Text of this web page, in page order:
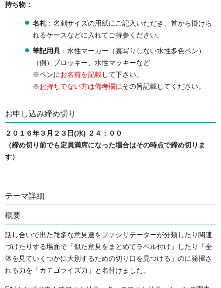
持ち物：
名札：名刺サイズの用紙にご記入いただき、首から掛けら
れるケースなどに入れてご持参ください。
筆記用具 ：水性マーカー（裏写りしない水性多色ペン）
（例）プロッキー、水性マッキーなど
※ペンに お名前を記載 して下さい。
※ お持ちでない方は備考欄に その旨記載してください。
お申し込み締め切り
２０１６年３月２３日(水) ２４：００
（締め切り前でも定員満席になった場合はその時点で締め切りま
す）
テーマ詳細
概要
話し合いで出た雑多な意見達をファシリテーターが分類したり関連
づけたりする場面で「似た意見をまとめてラベル付け」したり「全
体を見ていくつかに大別するための切り口を見つける」のに発揮さ
れる力を「カテゴライズ力」と名付けました。